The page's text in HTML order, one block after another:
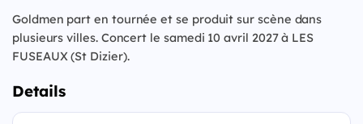
Goldmen part en tournée et se produit sur scène dans
plusieurs villes. Concert le samedi 10 avril 2027 à LES
FUSEAUX (St Dizier).
Details